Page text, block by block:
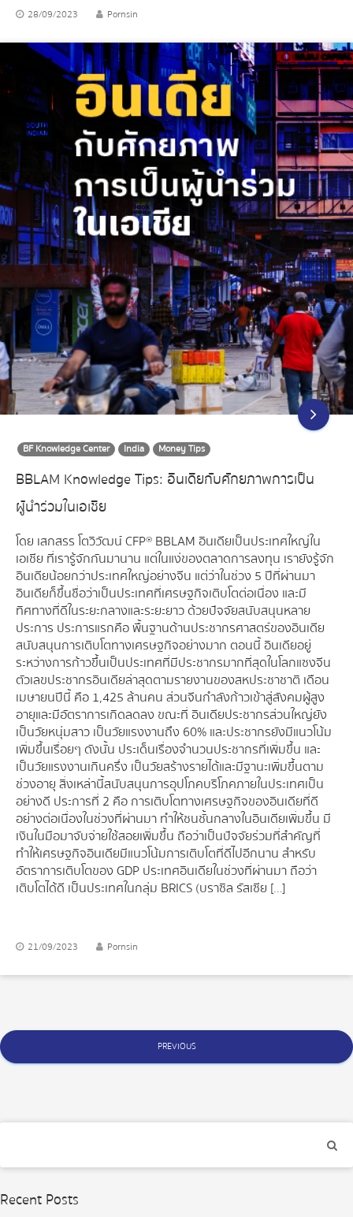
28/09/2023 Pornsin
BF Knowledge Center India Money Tips
BBLAM Knowledge Tips: อินเดียกับศักยภาพการเป็น
ผู้นำร่วมในเอเชีย
โดย เสกสรร โตวิวัฒน์ CFP® BBLAM อินเดียเป็นประเทศใหญ่ใน
เอเชีย ที่เรารู้จักกันมานาน แต่ในแง่ของตลาดการลงทุน เรายังรู้จัก
อินเดียน้อยกว่าประเทศใหญ่อย่างจีน แต่ว่าในช่วง 5 ปีที่ผ่านมา
อินเดียก็ขึ้นชื่อว่าเป็นประเทศที่เศรษฐกิจเติบโตต่อเนื่อง และมี
ทิศทางที่ดีในระยะกลางและระยะยาว ด้วยปัจจัยสนับสนุนหลาย
ประการ ประการแรกคือ พื้นฐานด้านประชากรศาสตร์ของอินเดีย
สนับสนุนการเติบโตทางเศรษฐกิจอย่างมาก ตอนนี้ อินเดียอยู่
ระหว่างการก้าวขึ้นเป็นประเทศที่มีประชากรมากที่สุดในโลกแซงจีน
ตัวเลขประชากรอินเดียล่าสุดตามรายงานของสหประชาชาติ เดือน
เมษายนปีนี้ คือ 1,425 ล้านคน ส่วนจีนกำลังก้าวเข้าสู่สังคมผู้สูง
อายุและมีอัตราการเกิดลดลง ขณะที่ อินเดียประชากรส่วนใหญ่ยัง
เป็นวัยหนุ่มสาว เป็นวัยแรงงานถึง 60% และประชากรยังมีแนวโน้ม
เพิ่มขึ้นเรื่อยๆ ดังนั้น ประเด็นเรื่องจำนวนประชากรที่เพิ่มขึ้น และ
เป็นวัยแรงงานเกินครึ่ง เป็นวัยสร้างรายได้และมีฐานะเพิ่มขึ้นตาม
ช่วงอายุ สิ่งเหล่านี้สนับสนุนการอุปโภคบริโภคภายในประเทศเป็น
อย่างดี ประการที่ 2 คือ การเติบโตทางเศรษฐกิจของอินเดียที่ดี
อย่างต่อเนื่องในช่วงที่ผ่านมา ทำให้ชนชั้นกลางในอินเดียเพิ่มขึ้น มี
เงินในมือมาจับจ่ายใช้สอยเพิ่มขึ้น ถือว่าเป็นปัจจัยร่วมที่สำคัญที่
ทำให้เศรษฐกิจอินเดียมีแนวโน้มการเติบโตที่ดีไปอีกนาน สำหรับ
อัตราการเติบโตของ GDP ประเทศอินเดียในช่วงที่ผ่านมา ถือว่า
เติบโตได้ดี เป็นประเทศในกลุ่ม BRICS (บราซิล รัสเซีย […]
21/09/2023 Pornsin
Posts
navigation
PREVIOUS
Recent Posts